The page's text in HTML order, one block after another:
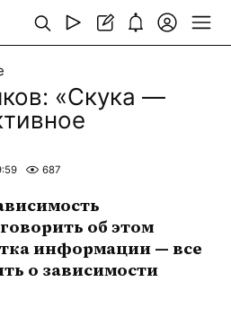
«Скука —
687
об этом
информации — все
о зависимости